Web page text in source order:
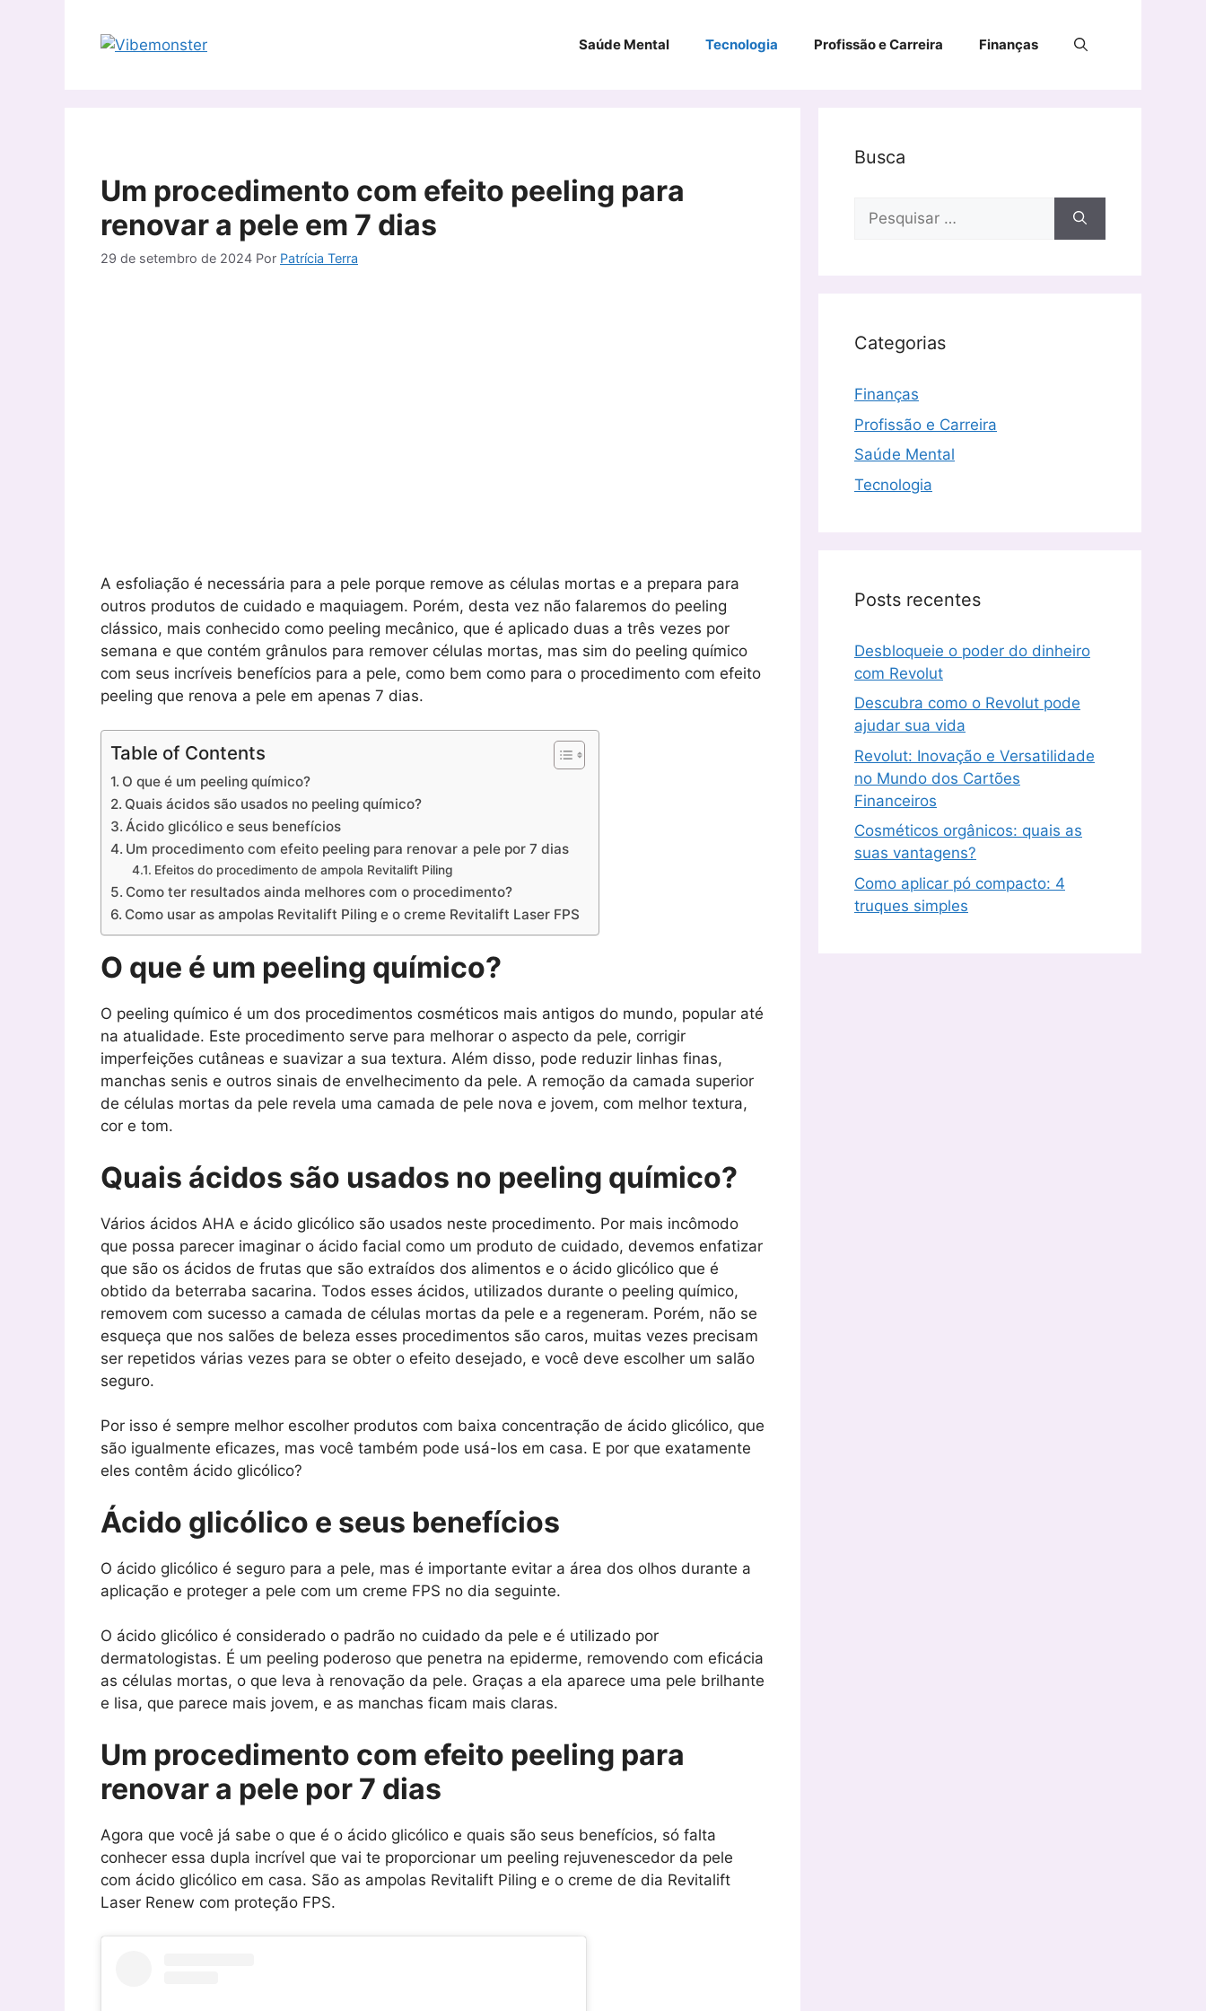
Saúde Mental Tecnologia Profissão e Carreira Finanças
Um procedimento com efeito peeling para
renovar a pele em 7 dias
29 de setembro de 2024 Por Patrícia Terra
A esfoliação é necessária para a pele porque remove as células mortas e a prepara para
outros produtos de cuidado e maquiagem. Porém, desta vez não falaremos do peeling
clássico, mais conhecido como peeling mecânico, que é aplicado duas a três vezes por
semana e que contém grânulos para remover células mortas, mas sim do peeling químico
com seus incríveis benefícios para a pele, como bem como para o procedimento com efeito
peeling que renova a pele em apenas 7 dias.
Table of Contents
O que é um peeling químico?
Quais ácidos são usados ​​no peeling químico?
Ácido glicólico e seus benefícios
Um procedimento com efeito peeling para renovar a pele por 7 dias
Efeitos do procedimento de ampola Revitalift Piling
Como ter resultados ainda melhores com o procedimento?
Como usar as ampolas Revitalift Piling e o creme Revitalift Laser FPS
O que é um peeling químico?
O peeling químico é um dos procedimentos cosméticos mais antigos do mundo, popular até
na atualidade. Este procedimento serve para melhorar o aspecto da pele, corrigir
imperfeições cutâneas e suavizar a sua textura. Além disso, pode reduzir linhas finas,
manchas senis e outros sinais de envelhecimento da pele. A remoção da camada superior
de células mortas da pele revela uma camada de pele nova e jovem, com melhor textura,
cor e tom.
Quais ácidos são usados ​​no peeling químico?
Vários ácidos AHA e ácido glicólico são usados ​​neste procedimento. Por mais incômodo
que possa parecer imaginar o ácido facial como um produto de cuidado, devemos enfatizar
que são os ácidos de frutas que são extraídos dos alimentos e o ácido glicólico que é
obtido da beterraba sacarina. Todos esses ácidos, utilizados durante o peeling químico,
removem com sucesso a camada de células mortas da pele e a regeneram. Porém, não se
esqueça que nos salões de beleza esses procedimentos são caros, muitas vezes precisam
ser repetidos várias vezes para se obter o efeito desejado, e você deve escolher um salão
seguro.
Por isso é sempre melhor escolher produtos com baixa concentração de ácido glicólico, que
são igualmente eficazes, mas você também pode usá-los em casa. E por que exatamente
eles contêm ácido glicólico?
Ácido glicólico e seus benefícios
O ácido glicólico é seguro para a pele, mas é importante evitar a área dos olhos durante a
aplicação e proteger a pele com um creme FPS no dia seguinte.
O ácido glicólico é considerado o padrão no cuidado da pele e é utilizado por
dermatologistas. É um peeling poderoso que penetra na epiderme, removendo com eficácia
as células mortas, o que leva à renovação da pele. Graças a ela aparece uma pele brilhante
e lisa, que parece mais jovem, e as manchas ficam mais claras.
Um procedimento com efeito peeling para
renovar a pele por 7 dias
Agora que você já sabe o que é o ácido glicólico e quais são seus benefícios, só falta
conhecer essa dupla incrível que vai te proporcionar um peeling rejuvenescedor da pele
com ácido glicólico em casa. São as ampolas Revitalift Piling e o creme de dia Revitalift
Laser Renew com proteção FPS.
Busca
Pesquisar
Categorias
Finanças
Profissão e Carreira
Saúde Mental
Tecnologia
Posts recentes
Desbloqueie o poder do dinheiro
com Revolut
Descubra como o Revolut pode
ajudar sua vida
Revolut: Inovação e Versatilidade
no Mundo dos Cartões
Financeiros
Cosméticos orgânicos: quais as
suas vantagens?
Como aplicar pó compacto: 4
truques simples